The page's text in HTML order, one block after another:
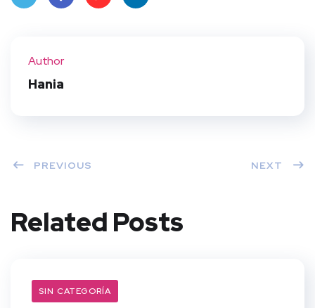
Author
Hania
PREVIOUS NEXT
Related Posts
SIN CATEGORÍA